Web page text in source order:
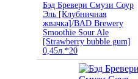
Бэд Бревери Смузи Соур
Эль [Клубничная
жвачка]/BAD Brewery
Smoothie Sour Ale
[Strawberry bubble gum]
0,45л.*20